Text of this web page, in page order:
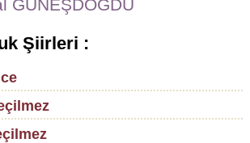
GÜNEŞDOĞDU
Şiirleri :